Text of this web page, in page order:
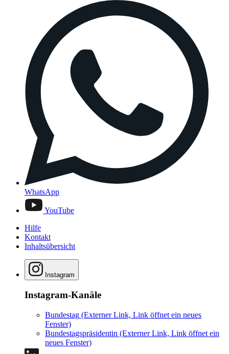
WhatsApp
YouTube
Hilfe
Kontakt
Inhaltsübersicht
Instagram
Instagram-Kanäle
Bundestag (Externer Link, Link öffnet ein neues
Fenster)
Bundestagspräsidentin (Externer Link, Link öffnet ein
neues Fenster)